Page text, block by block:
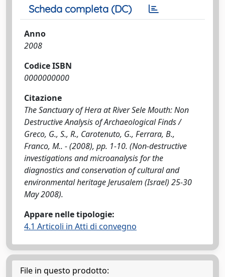
Scheda completa (DC)
Anno
2008
Codice ISBN
0000000000
Citazione
The Sanctuary of Hera at River Sele Mouth: Non
Destructive Analysis of Archaeological Finds /
Greco, G., S., R., Carotenuto, G., Ferrara, B.,
Franco, M.. - (2008), pp. 1-10. (Non-destructive
investigations and microanalysis for the
diagnostics and conservation of cultural and
environmental heritage Jerusalem (Israel) 25-30
May 2008).
Appare nelle tipologie:
4.1 Articoli in Atti di convegno
File in questo prodotto: